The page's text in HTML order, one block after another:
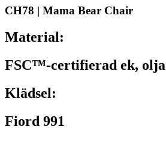
CH78 | Mama Bear Chair
Material:
FSC™-certifierad ek, olja
Klädsel:
Fiord 991